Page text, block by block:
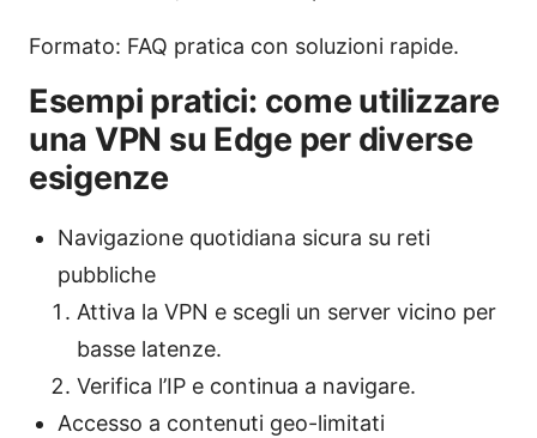
Formato: FAQ pratica con soluzioni rapide.
Esempi pratici: come utilizzare
una VPN su Edge per diverse
esigenze
Navigazione quotidiana sicura su reti
pubbliche
Attiva la VPN e scegli un server vicino per
basse latenze.
Verifica l’IP e continua a navigare.
Accesso a contenuti geo-limitati